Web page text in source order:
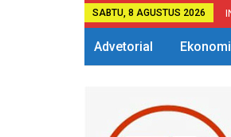
SABTU, 8 AGUSTUS 2026
Advetorial